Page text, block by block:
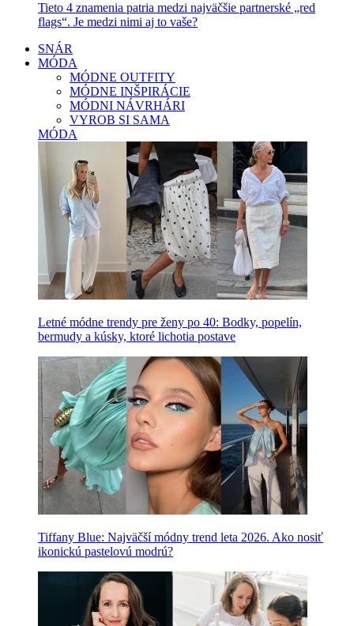
Tieto 4 znamenia patria medzi najväčšie partnerské „red
flags“. Je medzi nimi aj to vaše?
SNÁR
MÓDA
MÓDNE OUTFITY
MÓDNE INŠPIRÁCIE
MÓDNI NÁVRHÁRI
VYROB SI SAMA
MÓDA
Letné módne trendy pre ženy po 40: Bodky, popelín,
bermudy a kúsky, ktoré lichotia postave
Tiffany Blue: Najväčší módny trend leta 2026. Ako nosiť
ikonickú pastelovú modrú?